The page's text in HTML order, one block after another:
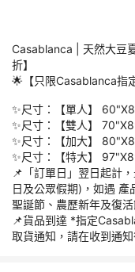
*產品圖案或因面料隨
產品顏色或會因電腦
運輸過程中 外盒包裝
本公司並不接受以外
訂單一經確定，均不能
資料，如因閣下所填之
訂單成功付款並確認後
「預訂確認電郵」不代
Casablanca | 天然大豆
折】
🌟【只限Casablanca指
✨尺寸：【單人】
✨尺寸：【雙人】
✨尺寸：【加大】
✨尺寸：【特大】
📌「訂單日」翌日起計
日及公眾假期)，如遇 產
聖誕節、農歷新年及復
📌貨品到達 *指定
取貨通知，請在收到通